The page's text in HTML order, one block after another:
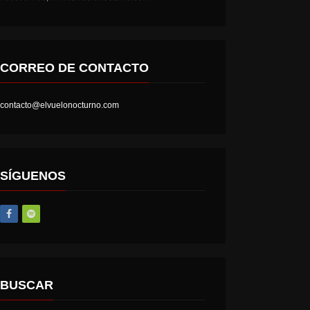
CORREO DE CONTACTO
contacto@elvuelonocturno.com
SÍGUENOS
BUSCAR